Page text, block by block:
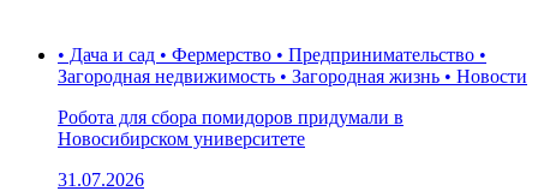
• Дача и сад • Фермерство • Предпринимательство •
Загородная недвижимость • Загородная жизнь • Новости
Робота для сбора помидоров придумали в
Новосибирском университете
31.07.2026